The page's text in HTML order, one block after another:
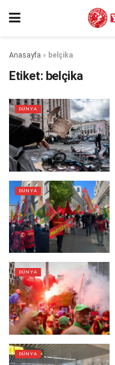
Anasayfa » belçika
Etiket: belçika
DÜNYA
DÜNYA
DÜNYA
DÜNYA